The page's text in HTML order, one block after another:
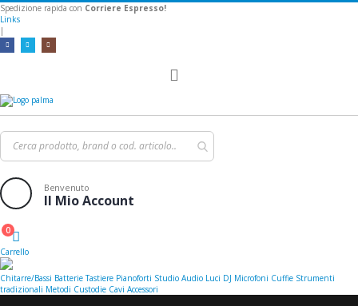
Spedizione rapida con Corriere Espresso!
Links
|
Benvenuto
Il Mio Account
Cart
0
Carrello
Chitarre/Bassi Batterie Tastiere Pianoforti Studio Audio Luci DJ Microfoni Cuffie Strumenti
tradizionali Metodi Custodie Cavi Accessori